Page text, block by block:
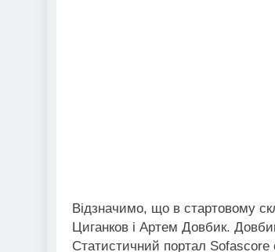
Відзначимо, що в стартовому
Циганков і Артем Довбик.
Статистичний портал Sofascore